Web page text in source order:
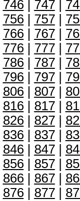
746| 747|
756| 757|
766| 767|
776| 777|
786| 787|
796| 797|
806| 807|
816| 817|
826| 827|
836| 837|
846| 847|
856| 857|
866| 867|
876| 877|